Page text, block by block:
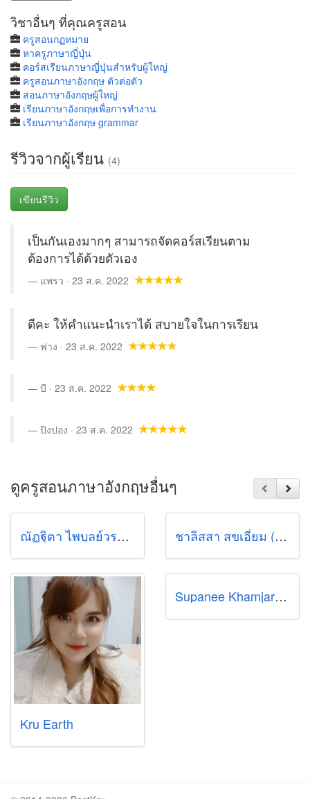
วิชาอื่นๆ ที่คุณครูสอน
ครูสอนกฏหมาย
หาครูภาษาญี่ปุ่น
คอร์สเรียนภาษาญี่ปุ่นสำหรับผู้ใหญ่
ครูสอนภาษาอังกฤษ ตัวต่อตัว
สอนภาษาอังกฤษผู้ใหญ่
เรียนภาษาอังกฤษเพื่อการทำงาน
เรียนภาษาอังกฤษ grammar
รีวิวจากผู้เรียน (4)
เขียนรีวิว
เป็นกันเองมากๆ สามารถจัดคอร์สเรียนตาม
ต้องการได้ด้วยตัวเอง
แพรว · 23 ส.ค. 2022
ดีคะ ให้คำแนะนำเราได้ สบายใจในการเรียน
ฟาง · 23 ส.ค. 2022
บี · 23 ส.ค. 2022
ปิงปอง · 23 ส.ค. 2022
ดูครูสอนภาษาอังกฤษอื่นๆ
ณัฏฐิตา ไพบูลย์วรากิจ (หนิง) ชาลิสสา สุขเอี่ยม (ฟ้า)
Kru Earth
Supanee Khamjaroen